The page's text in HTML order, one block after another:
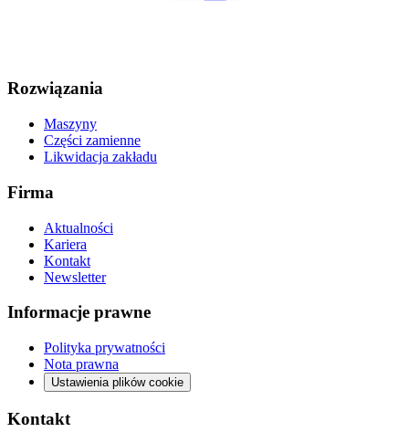
Rozwiązania
Maszyny
Części zamienne
Likwidacja zakładu
Firma
Aktualności
Kariera
Kontakt
Newsletter
Informacje prawne
Polityka prywatności
Nota prawna
Ustawienia plików cookie
Kontakt